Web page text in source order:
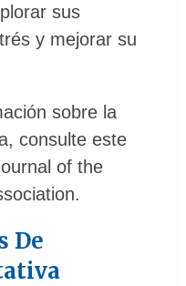
sus
y mejorar su
sobre la
consulte este
of the
De